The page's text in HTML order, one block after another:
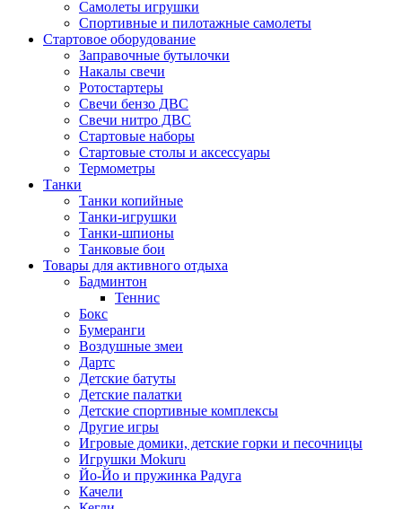
Самолеты игрушки
Спортивные и пилотажные самолеты
Стартовое оборудование
Заправочные бутылочки
Накалы свечи
Ротостартеры
Свечи бензо ДВС
Свечи нитро ДВС
Стартовые наборы
Стартовые столы и аксессуары
Термометры
Танки
Танки копийные
Танки-игрушки
Танки-шпионы
Танковые бои
Товары для активного отдыха
Бадминтон
Теннис
Бокс
Бумеранги
Воздушные змеи
Дартс
Детские батуты
Детские палатки
Детские спортивные комплексы
Другие игры
Игровые домики, детские горки и песочницы
Игрушки Mokuru
Йо-Йо и пружинка Радуга
Качели